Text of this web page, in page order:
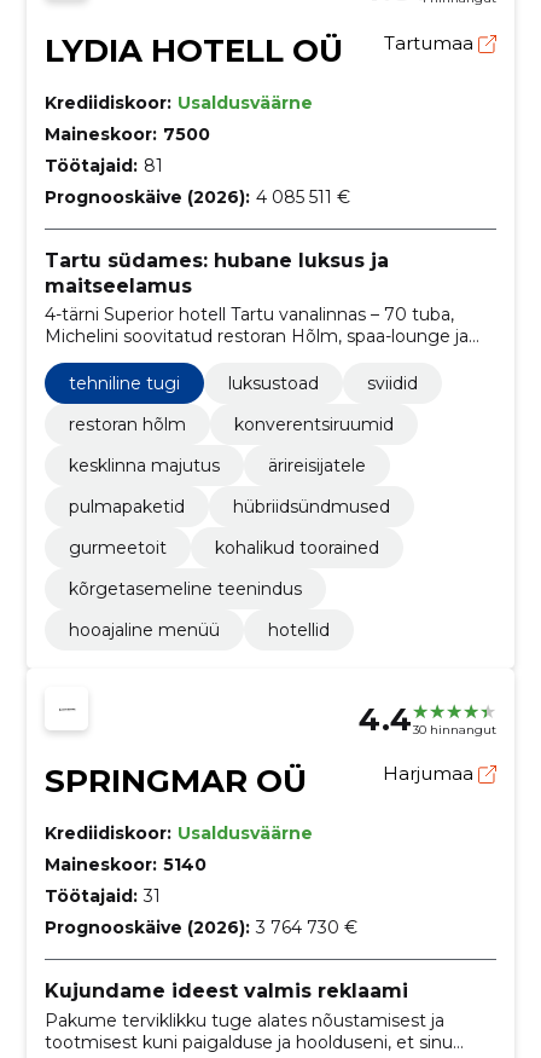
LYDIA HOTELL OÜ Tartumaa
Krediidiskoor: Usaldusväärne
Maineskoor: 7500
Töötajaid: 81
Prognooskäive (2026): 4 085 511 €
Tartu südames: hubane luksus ja
maitseelamus
4-tärni Superior hotell Tartu vanalinnas – 70 tuba,
Michelini soovitatud restoran Hõlm, spaa-lounge ja
kaasaegne sündmuskeskus. Mugav asukoht ning
paketid pulmadeks, romantikaks, kultuuriks ja golfiks.
tehniline tugi luksustoad
sviidid
restoran hõlm
konverentsiruumid
kesklinna majutus
ärireisijatele
pulmapaketid
hübriidsündmused
gurmeetoit
kohalikud toorained
kõrgetasemeline teenindus
hooajaline menüü
hotellid
4.430 hinnangut
SPRINGMAR OÜ Harjumaa
Krediidiskoor: Usaldusväärne
Maineskoor: 5140
Töötajaid: 31
Prognooskäive (2026): 3 764 730 €
Kujundame ideest valmis reklaami
Pakume terviklikku tuge alates nõustamisest ja
tootmisest kuni paigalduse ja hoolduseni, et sinu